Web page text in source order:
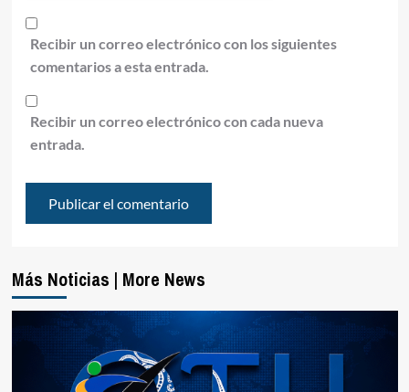
Recibir un correo electrónico con los siguientes
comentarios a esta entrada.
Recibir un correo electrónico con cada nueva
entrada.
Más Noticias | More News